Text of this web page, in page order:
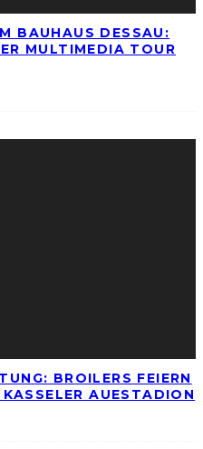
BAUHAUS DESSAU:
MULTIMEDIA TOUR
BROILERS FEIERN
AUESTADION